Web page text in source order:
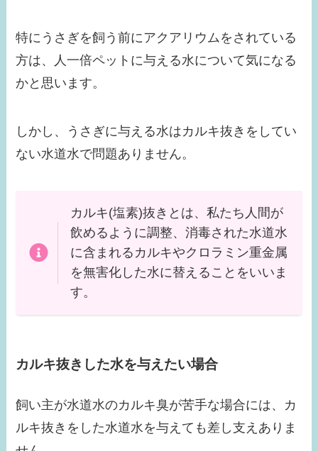
特にうさぎを飼う前にアクアリウムをされている
方は、人一倍ペットに与える水について気になる
かと思います。
しかし、うさぎに与える水はカルキ抜きをしてい
ない水道水で問題ありません。
カルキ(塩素)抜きとは、私たち人間が
飲めるように調整、消毒された水道水
に含まれるカルキやクロラミン重金属
を無害化した水に替えることをいいま
す。
カルキ抜きした水を与えたい場合
飼い主が水道水のカルキ臭が苦手な場合には、カ
ルキ抜きをした水道水を与えても差し支えありま